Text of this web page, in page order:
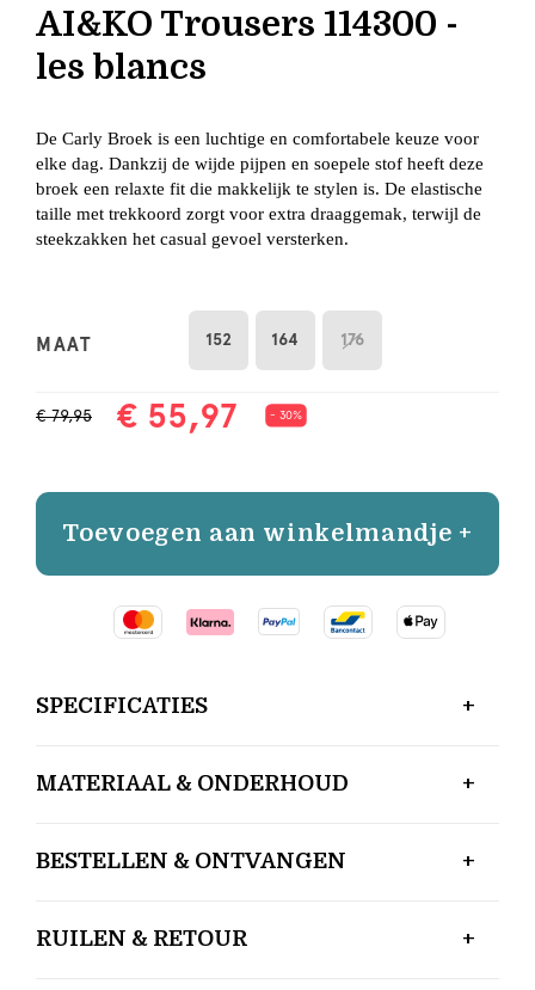
AI&KO Trousers 114300 -
les blancs
De Carly Broek is een luchtige en comfortabele keuze voor
elke dag. Dankzij de wijde pijpen en soepele stof heeft deze
broek een relaxte fit die makkelijk te stylen is. De elastische
taille met trekkoord zorgt voor extra draaggemak, terwijl de
steekzakken het casual gevoel versterken.
MAAT 152 164 176
€ 79,95 € 55,97 - 30%
Toevoegen aan winkelmandje +
SPECIFICATIES
MATERIAAL & ONDERHOUD
BESTELLEN & ONTVANGEN
RUILEN & RETOUR